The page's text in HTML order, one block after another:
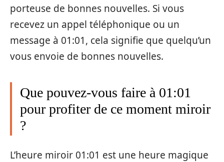
porteuse de bonnes nouvelles. Si vous
recevez un appel téléphonique ou un
message à 01:01, cela signifie que quelqu’un
vous envoie de bonnes nouvelles.
Que pouvez-vous faire à 01:01
pour profiter de ce moment miroir
?
L’heure miroir 01:01 est une heure magique